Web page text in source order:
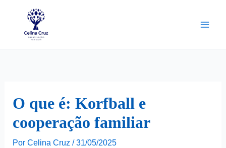
O que é: Korfball e
cooperação familiar
Por Celina Cruz / 31/05/2025